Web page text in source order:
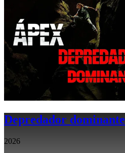
Depredador dominante
2026